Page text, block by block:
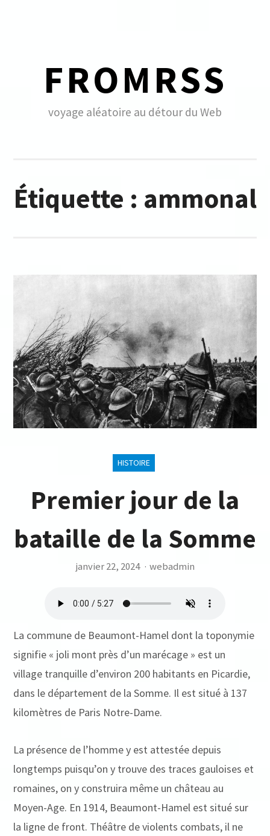
FROMRSS
voyage aléatoire au détour du Web
Étiquette : ammonal
HISTOIRE
Premier jour de la
bataille de la Somme
janvier 22, 2024 · webadmin
La commune de Beaumont-Hamel dont la toponymie
signifie « joli mont près d’un marécage » est un
village tranquille d’environ 200 habitants en Picardie,
dans le département de la Somme. Il est situé à 137
kilomètres de Paris Notre-Dame.
La présence de l’homme y est attestée depuis
longtemps puisqu’on y trouve des traces gauloises et
romaines, on y construira même un château au
Moyen-Age. En 1914, Beaumont-Hamel est situé sur
la ligne de front. Théâtre de violents combats, il ne